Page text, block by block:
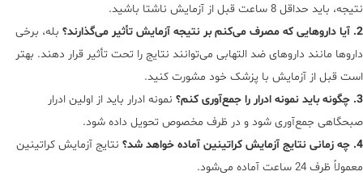
نتیجه، باید حداقل 8 ساعت قبل از آزمایش ناشتا باشید.
2. آیا داروهایی که مصرف می‌کنم بر نتیجه آزمایش تأثیر می‌گذارند؟
بله، برخی
داروها مانند داروهای ضد التهابی می‌توانند نتایج را تحت تأثیر قرار دهند. بهتر
است قبل از آزمایش با پزشک خود مشورت کنید.
3. چگونه باید نمونه ادرار را جمع‌آوری کنم؟
نمونه ادرار باید از اولین ادرار
صبحگاهی جمع‌آوری شود و در ظرف مخصوص تحویل داده شود.
4. چه زمانی نتایج آزمایش کراتینین آماده خواهد شد؟
نتایج آزمایش کراتینین
معمولاً ظرف 24 ساعت آماده می‌شود.